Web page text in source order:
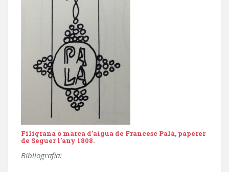
Filigrana o marca d’aigua de Francesc Palá, paperer
de Seguer l’any 1808.
Bibliografia: